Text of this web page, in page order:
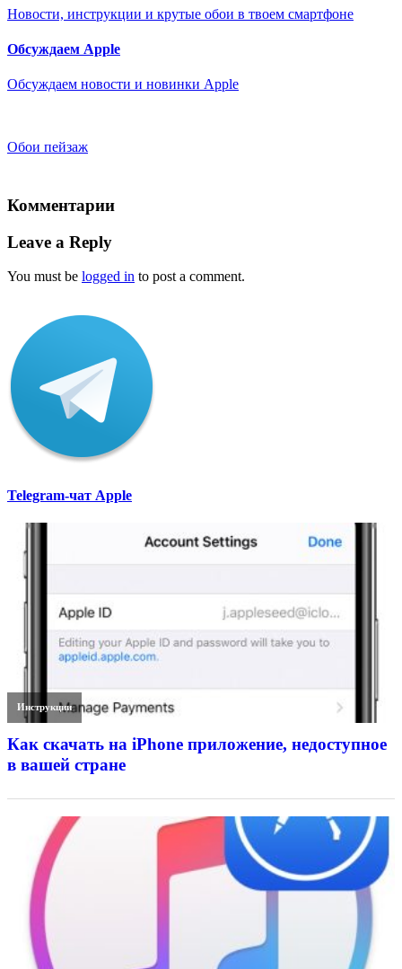
Новости, инструкции и крутые обои в твоем смартфоне
Обсуждаем Apple
Обсуждаем новости и новинки Apple
Обои пейзаж
Комментарии
Leave a Reply
You must be logged in to post a comment.
Telegram-чат Apple
Инструкции
Как скачать на iPhone приложение, недоступное
в вашей стране